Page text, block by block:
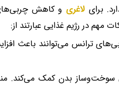
برای لاغری و کاهش چربی‌های
مهم در رژیم غذایی عبارتند از:
ترانس می‌توانند باعث
سوخت‌وساز بدن کمک می‌کند.